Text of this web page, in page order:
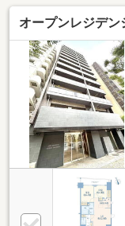
記土地面積
す。 地代
で支払い
（管理組合
不適格にな
オープンレジデン